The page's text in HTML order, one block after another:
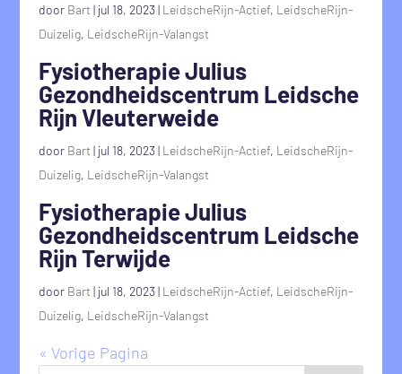
door Bart | jul 18, 2023 | LeidscheRijn-Actief, LeidscheRijn-
Duizelig, LeidscheRijn-Valangst
Fysiotherapie Julius
Gezondheidscentrum Leidsche
Rijn Vleuterweide
door Bart | jul 18, 2023 | LeidscheRijn-Actief, LeidscheRijn-
Duizelig, LeidscheRijn-Valangst
Fysiotherapie Julius
Gezondheidscentrum Leidsche
Rijn Terwijde
door Bart | jul 18, 2023 | LeidscheRijn-Actief, LeidscheRijn-
Duizelig, LeidscheRijn-Valangst
« Vorige Pagina